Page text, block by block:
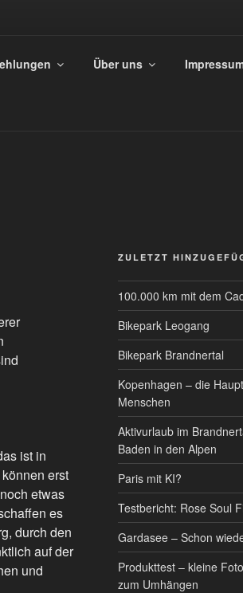
REIST
Über uns
ist in
erst
etwas
es
durch den
auf der
und
ZULETZT
100.000 km mit dem
Bikepark Leogang
Bikepark Brandnertal
Kopenhagen – die
Menschen
Aktivurlaub im
Baden in den Alpen
Paris mit KI?
Testbericht: Rose Soul
Gardasee – Schon
Produkttest – kleine
zum Umhängen